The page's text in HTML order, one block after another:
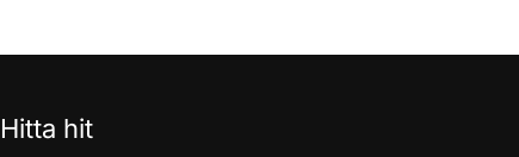
Hitta hit